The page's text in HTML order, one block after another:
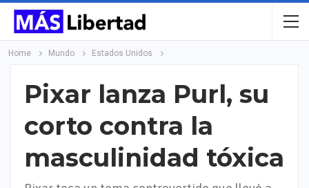
Home Mundo Estados Unidos
Pixar lanza Purl, su
corto contra la
masculinidad tóxica